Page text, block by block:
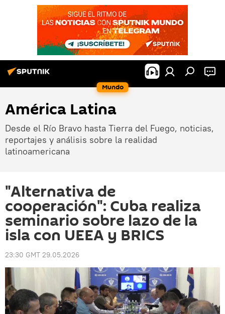
Mundo
América Latina
Desde el Río Bravo hasta Tierra del Fuego, noticias,
reportajes y análisis sobre la realidad
latinoamericana
"Alternativa de
cooperación": Cuba realiza
seminario sobre lazo de la
isla con UEEA y BRICS
23:30 GMT 29.05.2026